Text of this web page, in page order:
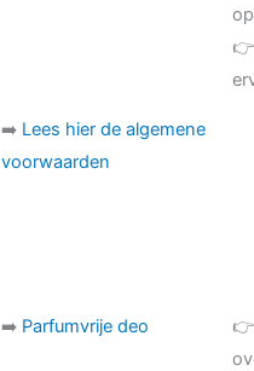
➡️ Lees hier de algemene
voorwaarden
➡️ Parfumvrije deo